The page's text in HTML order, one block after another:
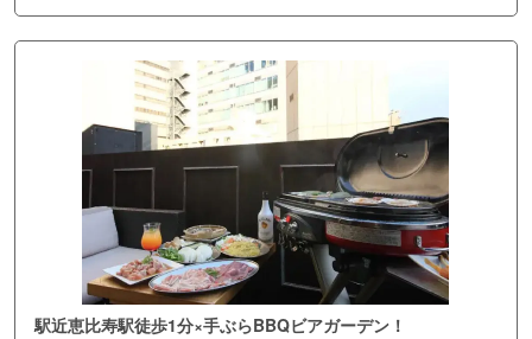
駅近恵比寿駅徒歩1分×手ぶらBBQビアガーデン！